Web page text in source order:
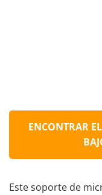
ENCONTRAR
Este soporte de